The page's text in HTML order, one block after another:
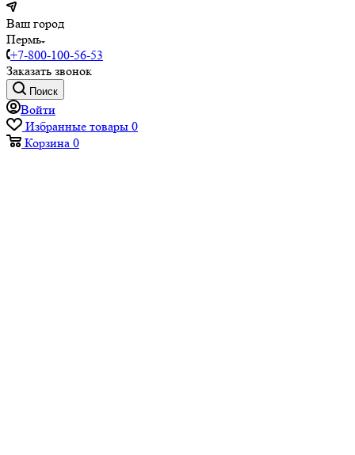
Ваш город
Пермь
+7-800-100-56-53
Заказать звонок
Поиск
Войти
Избранные товары 0
Корзина 0